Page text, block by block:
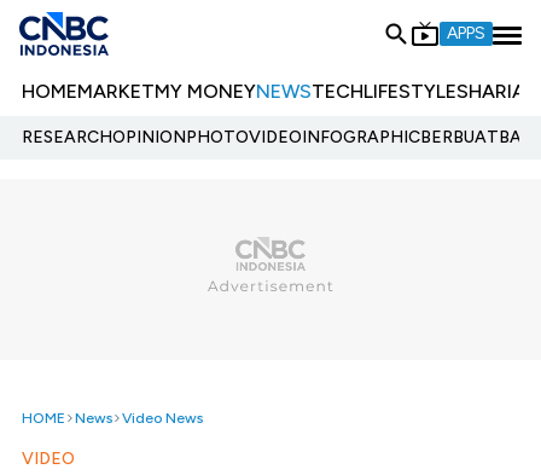
APPS
HOMEMARKETMY MONEYNEWSTECHLIFESTYLESHARIA
RESEARCHOPINIONPHOTOVIDEOINFOGRAPHIC
HOME News Video News
VIDEO